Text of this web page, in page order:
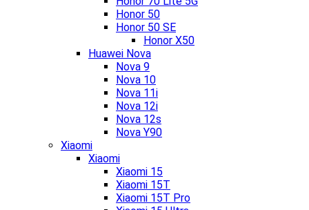
Honor 50
Honor 50 SE
Honor X50
Huawei Nova
Nova 9
Nova 10
Nova 11i
Nova 12i
Nova 12s
Nova Y90
Xiaomi
Xiaomi
Xiaomi 15
Xiaomi 15T
Xiaomi 15T Pro